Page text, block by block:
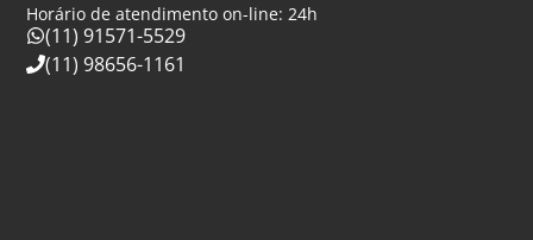
Horário de atendimento on-line: 24h
(11) 91571-5529
(11) 98656-1161